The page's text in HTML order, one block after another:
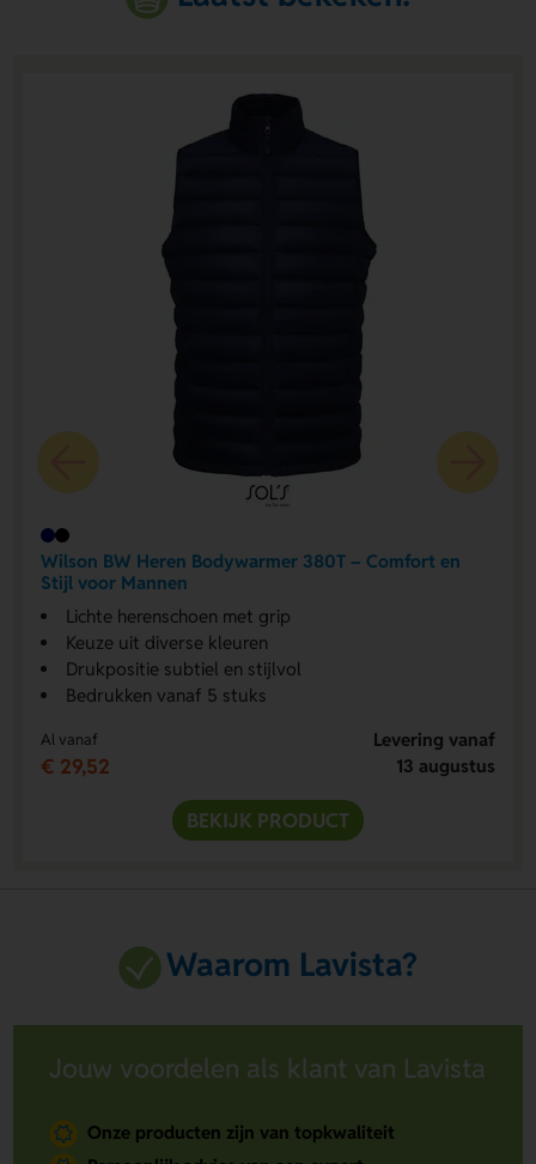
Wilson BW Heren Bodywarmer 380T – Comfort en
Stijl voor Mannen
Lichte heren­schoen met grip
Keuze uit diverse kleuren
Drukpositie subtiel en stijlvol
Bedrukken vanaf 5 stuks
Al vanaf
€ 29,52
Levering vanaf
13 augustus
BEKIJK PRODUCT
Waarom Lavista?
Jouw voordelen als klant van Lavista
Onze producten zijn van topkwaliteit